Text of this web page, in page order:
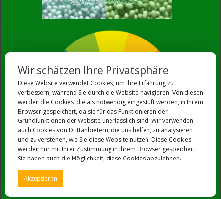
Wir schätzen Ihre Privatsphäre
Diese Website verwendet Cookies, um Ihre Erfahrung zu
verbessern, während Sie durch die Website navigieren. Von diesen
werden die Cookies, die als notwendig eingestuft werden, in Ihrem
Browser gespeichert, da sie für das Funktionieren der
Grundfunktionen der Website unerlässlich sind. Wir verwenden
auch Cookies von Drittanbietern, die uns helfen, zu analysieren
und zu verstehen, wie Sie diese Website nutzen. Diese Cookies
werden nur mit Ihrer Zustimmung in Ihrem Browser gespeichert.
Sie haben auch die Möglichkeit, diese Cookies abzulehnen.
Akzeptieren